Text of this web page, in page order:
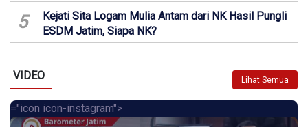
5
Kejati Sita Logam Mulia Antam dari NK Hasil Pungli
ESDM Jatim, Siapa NK?
VIDEO Lihat Semua
="icon icon-instagram">